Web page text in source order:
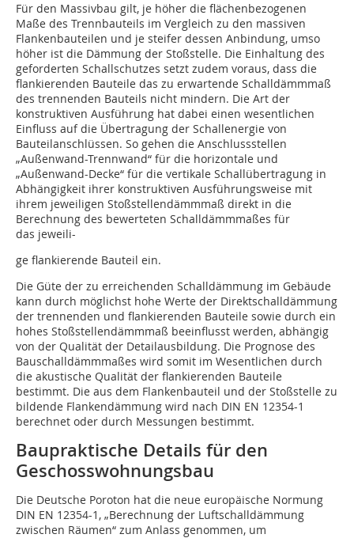
Für den Massivbau gilt, je höher die flächenbezogenen
Maße des Trennbauteils im Vergleich zu den massiven
Flankenbauteilen und je steifer dessen Anbindung, umso
höher ist die Dämmung der Stoßstelle. Die Einhaltung des
geforderten Schallschutzes setzt zudem voraus, dass die
flankierenden Bauteile das zu erwartende Schalldämmmaß
des trennenden Bauteils nicht mindern. Die Art der
konstruktiven Ausführung hat dabei einen wesentlichen
Einfluss auf die Übertragung der Schallenergie von
Bauteilanschlüssen. So gehen die Anschlussstellen
„Außenwand-Trennwand“ für die horizontale und
„Außenwand-Decke“ für die vertikale Schallübertragung in
Abhängigkeit ihrer konstruktiven Ausführungsweise mit
ihrem jeweiligen Stoßstellendämmmaß direkt in die
Berechnung des bewerteten Schalldämmmaßes für
das jeweili-
ge flankierende Bauteil ein.
Die Güte der zu erreichenden Schalldämmung im Gebäude
kann durch möglichst hohe Werte der Direktschalldämmung
der trennenden und flankierenden Bauteile sowie durch ein
hohes Stoßstellendämmmaß beeinflusst werden, abhängig
von der Qualität der Detailausbildung. Die Prognose des
Bauschalldämmmaßes wird somit im Wesentlichen durch
die akustische Qualität der flankierenden Bauteile
bestimmt. Die aus dem Flankenbauteil und der Stoßstelle zu
bildende Flankendämmung wird nach DIN EN 12354-1
berechnet oder durch Messungen bestimmt.
Baupraktische Details für den
Geschoss­wohnungsbau
Die Deutsche Poroton hat die neue europäische Normung
DIN EN 12354-1‚ „Berechnung der Luftschalldämmung
zwischen Räumen“ zum Anlass genommen, um